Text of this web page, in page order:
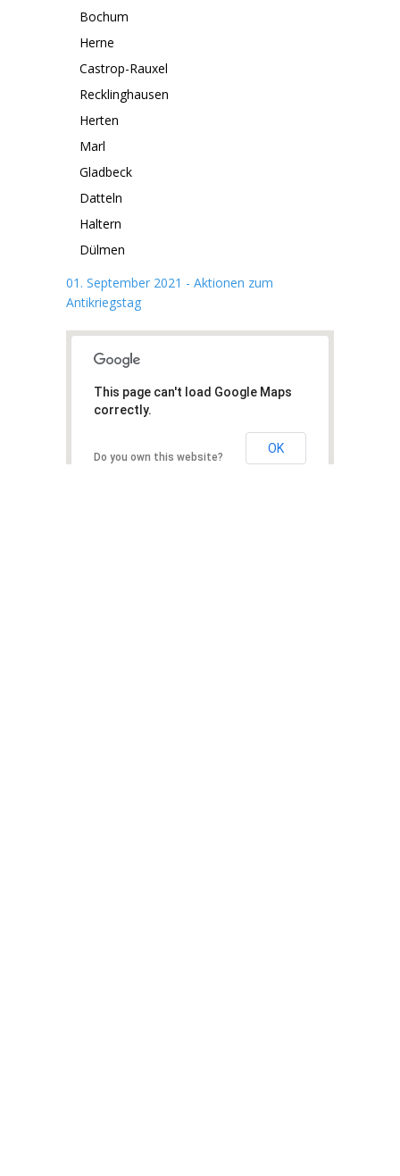
Bochum
Herne
Castrop-Rauxel
Recklinghausen
Herten
Marl
Gladbeck
Datteln
Haltern
Dülmen
01. September 2021 - Aktionen zum
Antikriegstag
This page can't load Google Maps
correctly.
Do you own this website?
OK